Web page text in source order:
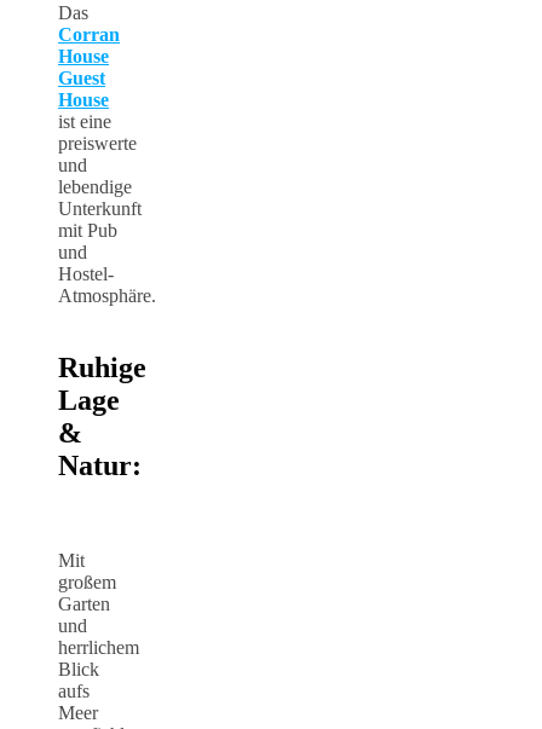
Das
Corran
House
Guest
House
ist eine
preiswerte
und
lebendige
Unterkunft
mit Pub
und
Hostel-
Atmosphäre.
Ruhige
Lage
&
Natur:
Mit
großem
Garten
und
herrlichem
Blick
aufs
Meer